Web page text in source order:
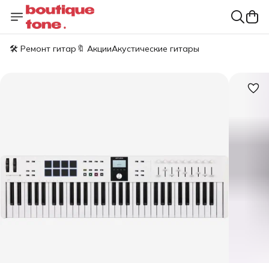
🛠️ Ремонт гитар 🔖 АкцииАкустические гитары